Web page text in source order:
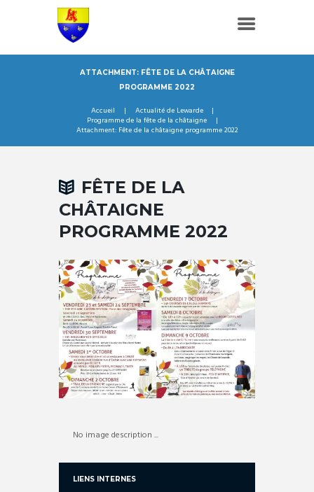
ATTACHMENT: FÊTE DE LA CHÂTAIGNE
PROGRAMME 2022
Accueil
Actualité de Lewarde
Programme de la fête de la châtaigne
Attachment: Fête de la châtaigne programme 2022
FÊTE DE LA
CHÂTAIGNE
PROGRAMME 2022
No image description ...
LIENS INTERNES